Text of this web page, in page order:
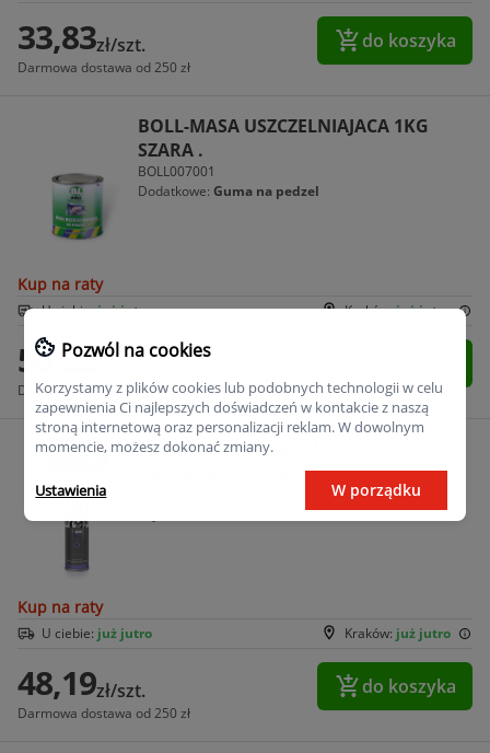
33,83zł/szt.
Darmowa dostawa od 250 zł
do koszyka
BOLL-MASA USZCZELNIAJACA 1KG
SZARA .
BOLL007001
Dodatkowe: Guma na pedzel
Kup na raty
Kraków:już jutro
U ciebie:już jutro
56,22
Darmowa dostawa od 250 zł
SILIKON SPRAY 500ML NSF
Kup na raty
Kraków: już jutro
U ciebie: już jutro
48,19zł/szt.
Darmowa dostawa od 250 zł
do koszyka
Pozwól na cookies
Korzystamy z plików cookies lub podobnych technologii w celu
zapewnienia Ci najlepszych doświadczeń w kontakcie z naszą
stroną internetową oraz personalizacji reklam. W dowolnym
momencie, możesz dokonać zmiany.
Ustawienia W porządku